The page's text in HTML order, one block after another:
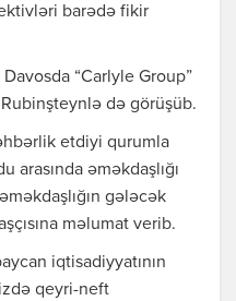
barədə fikir
“Carlyle Group”
də görüşüb.
etdiyi qurumla
arasında əməkdaşlığı
gələcək
məlumat verib.
iqtisadiyyatının
qeyri-neft